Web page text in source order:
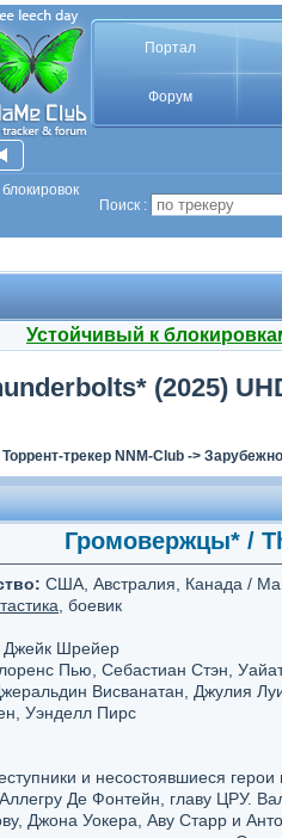
Портал
Форум
Поиск :
Устойчивый к
(2025)
Торрент-трекер NNM-Club ->
Громовержцы* /
США, Австралия, Канада /
, боевик
Джейк Шрейер
Пью, Себастиан Стэн,
Висванатан, Джулия
Уэнделл Пирс
и несостоявшиеся
Де Фонтейн, главу ЦРУ.
Джона Уокера, Аву Старр и